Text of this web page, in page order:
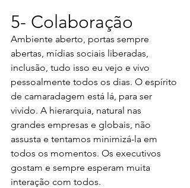
5- Colaboração
Ambiente aberto, portas sempre
abertas, mídias sociais liberadas,
inclusão, tudo isso eu vejo e vivo
pessoalmente todos os dias. O espírito
de camaradagem está lá, para ser
vivido. A hierarquia, natural nas
grandes empresas e globais, não
assusta e tentamos minimizá-la em
todos os momentos. Os executivos
gostam e sempre esperam muita
interação com todos.